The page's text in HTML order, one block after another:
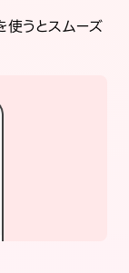
使うとスムーズ